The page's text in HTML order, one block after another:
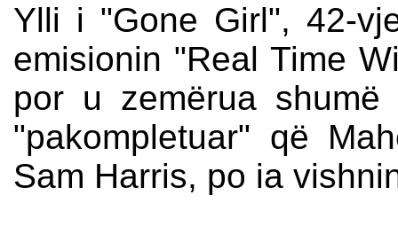
Ylli i "Gone Girl", 42-
emisionin "Real Time
por u zemërua
"pakompletuar" që
Sam Harris, po ia